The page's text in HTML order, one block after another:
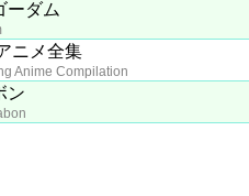
ーダム
ニメ全集
Anime Compilation
ン